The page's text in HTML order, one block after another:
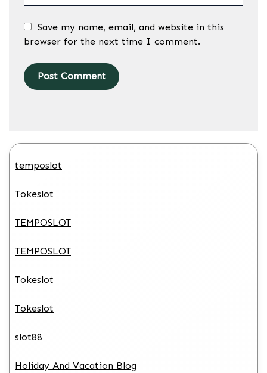
Save my name, email, and website in this
browser for the next time I comment.
temposlot
Tokeslot
TEMPOSLOT
TEMPOSLOT
Tokeslot
Tokeslot
slot88
Holiday And Vacation Blog